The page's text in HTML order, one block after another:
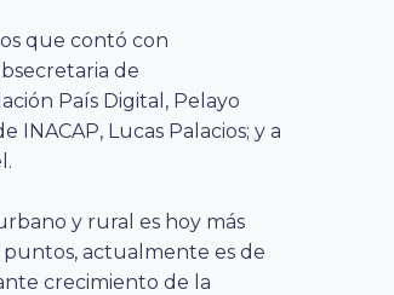
que contó con
de
País Digital, Pelayo
INACAP, Lucas Palacios; y a
y rural es hoy más
puntos, actualmente es de
crecimiento de la